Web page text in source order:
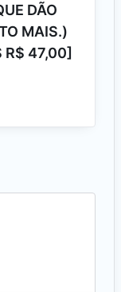
DÃO
MAIS.)
R$ 47,00]